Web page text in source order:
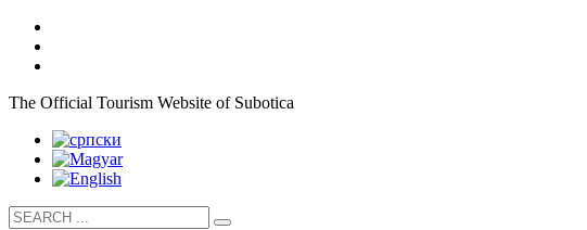
The Official Tourism Website of Subotica